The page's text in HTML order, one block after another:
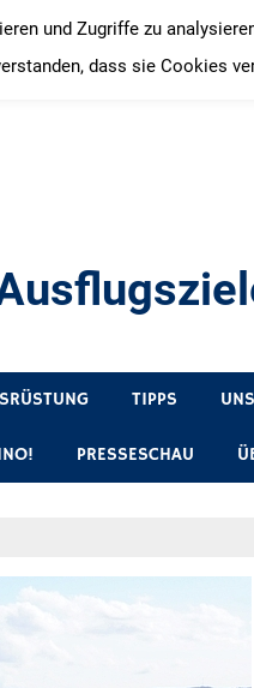
TIPPS
PRESSESCHAU
und Zugriffe zu
dass sie Cookies